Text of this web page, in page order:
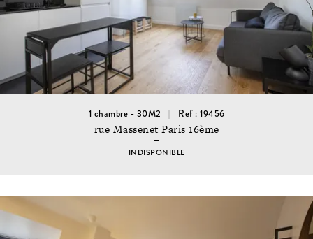
1 chambre - 30M2 Ref : 19456
rue Massenet Paris 16ème
INDISPONIBLE